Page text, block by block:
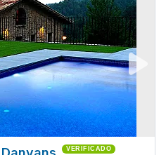
VERIFICADO